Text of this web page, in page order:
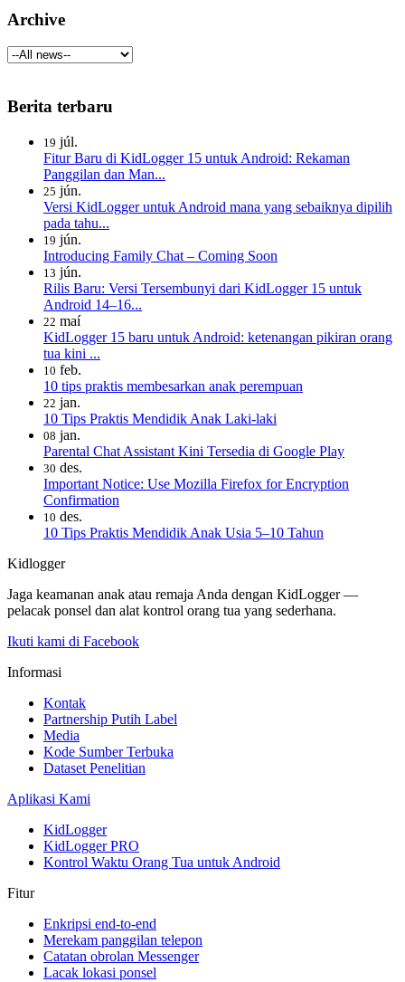
Archive
Berita terbaru
19 júl.
Fitur Baru di KidLogger 15 untuk Android: Rekaman
Panggilan dan Man...
25 jún.
Versi KidLogger untuk Android mana yang sebaiknya dipilih
pada tahu...
19 jún.
Introducing Family Chat – Coming Soon
13 jún.
Rilis Baru: Versi Tersembunyi dari KidLogger 15 untuk
Android 14–16...
22 maí
KidLogger 15 baru untuk Android: ketenangan pikiran orang
tua kini ...
10 feb.
10 tips praktis membesarkan anak perempuan
22 jan.
10 Tips Praktis Mendidik Anak Laki-laki
08 jan.
Parental Chat Assistant Kini Tersedia di Google Play
30 des.
Important Notice: Use Mozilla Firefox for Encryption
Confirmation
10 des.
10 Tips Praktis Mendidik Anak Usia 5–10 Tahun
Kidlogger
Jaga keamanan anak atau remaja Anda dengan KidLogger —
pelacak ponsel dan alat kontrol orang tua yang sederhana.
Ikuti kami di Facebook
Informasi
Kontak
Partnership Putih Label
Media
Kode Sumber Terbuka
Dataset Penelitian
Aplikasi Kami
KidLogger
KidLogger PRO
Kontrol Waktu Orang Tua untuk Android
Fitur
Enkripsi end-to-end
Merekam panggilan telepon
Catatan obrolan Messenger
Lacak lokasi ponsel